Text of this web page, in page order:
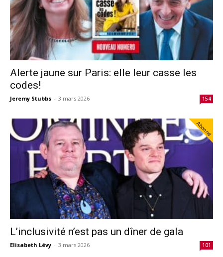
Alerte jaune sur Paris: elle leur casse les
codes!
Jeremy Stubbs - 3 mars 2026 154
Abonné
L’inclusivité n’est pas un dîner de gala
Elisabeth Lévy - 3 mars 2026 101